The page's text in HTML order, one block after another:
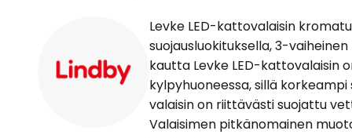
Levke LED-kattovalaisin
suojausluokituksella, 3-
kautta Levke LED-kattovalaisin
kylpyhuoneessa, sillä
valaisin on riittävästi suojattu
Valaisimen pitkänomainen